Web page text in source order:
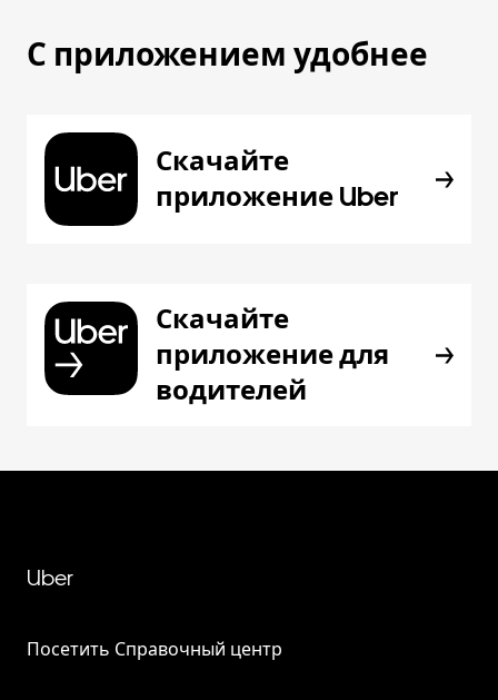
С приложением удобнее
Скачайте
приложение Uber
Скачайте
приложение для
водителей
Uber
Посетить Справочный центр